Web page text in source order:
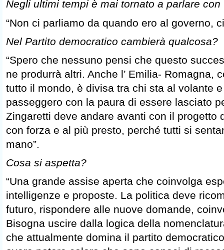
Negli ultimi tempi è mai tornato a parlare con
“Non ci parliamo da quando ero al governo,
Nel Partito democratico cambierà qualcosa?
“Spero che nessuno pensi che questo
ne produrrà altri. Anche l’ Emilia- Romagna,
tutto il mondo, è divisa tra chi sta al volante
passeggero con la paura di essere lasciato
Zingaretti deve andare avanti con il progetto
con forza e al più presto, perché tutti si
mano”.
Cosa si aspetta?
“Una grande assise aperta che coinvolga
intelligenze e proposte. La politica deve
futuro, rispondere alle nuove domande,
Bisogna uscire dalla logica della
che attualmente domina il partito